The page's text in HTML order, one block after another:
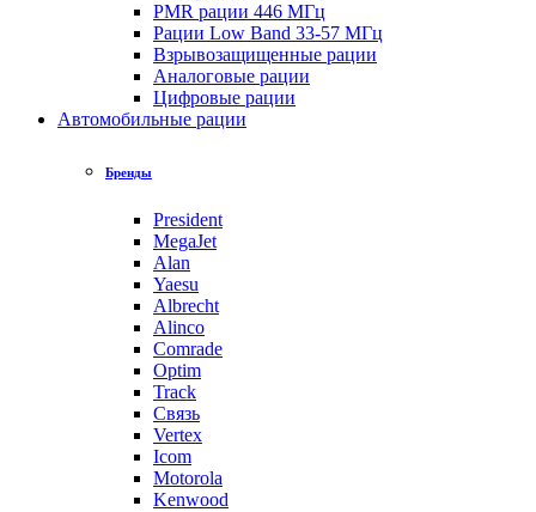
PMR рации 446 МГц
Рации Low Band 33-57 МГц
Взрывозащищенные рации
Аналоговые рации
Цифровые рации
Автомобильные рации
Бренды
President
MegaJet
Alan
Yaesu
Albrecht
Alinco
Comrade
Optim
Track
Связь
Vertex
Icom
Motorola
Kenwood